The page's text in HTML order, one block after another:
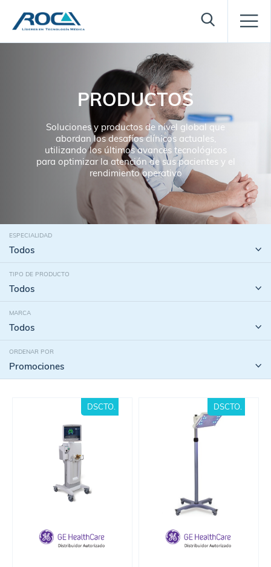
PRODUCTOS
Soluciones y productos de nivel global que
abordan los desafíos clínicos actuales,
utilizando los últimos avances tecnológicos
para optimizar la atención de sus pacientes y el
rendimiento operativo
ESPECIALIDAD
TIPO DE PRODUCTO
MARCA
ORDENAR POR
DSCTO. DSCTO.